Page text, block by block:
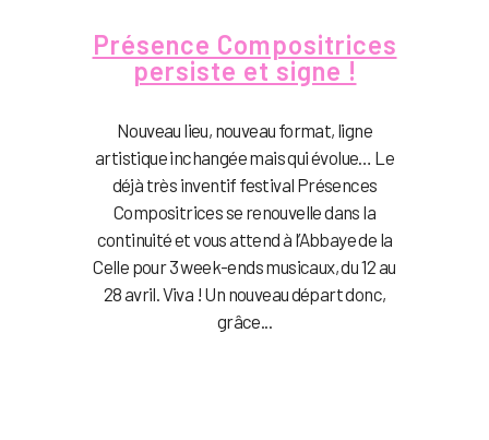
Présence Compositrices
persiste et signe !
Nouveau lieu, nouveau format, ligne
artistique inchangée mais qui évolue… Le
déjà très inventif festival Présences
Compositrices se renouvelle dans la
continuité et vous attend à l’Abbaye de la
Celle pour 3 week-ends musicaux, du 12 au
28 avril. Viva ! Un nouveau départ donc,
grâce...